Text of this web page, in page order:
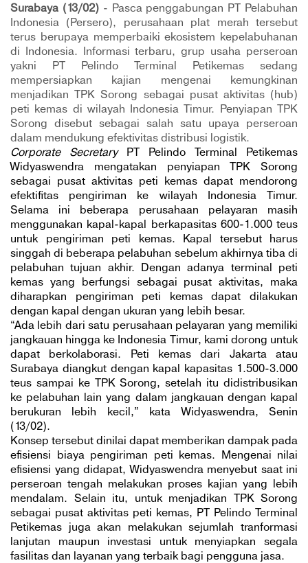
Surabaya (13/02)- Pasca penggabungan PT Pelabuhan
Indonesia (Persero), perusahaan plat merah tersebut
terus berupaya memperbaiki ekosistem kepelabuhanan
di Indonesia. Informasi terbaru, grup usaha perseroan
yakni PT Pelindo Terminal Petikemas sedang
mempersiapkan kajian mengenai kemungkinan
menjadikan TPK Sorong sebagai pusat aktivitas (hub)
peti kemas di wilayah Indonesia Timur. Penyiapan TPK
Sorong disebut sebagai salah satu upaya perseroan
dalam mendukung efektivitas distribusi logistik.
Corporate SecretaryPT Pelindo Terminal Petikemas
Widyaswendra mengatakan penyiapan TPK Sorong
sebagai pusat aktivitas peti kemas dapat mendorong
efektifitas pengiriman ke wilayah Indonesia Timur.
Selama ini beberapa perusahaan pelayaran masih
menggunakan kapal-kapal berkapasitas 600-1.000 teus
untuk pengiriman peti kemas. Kapal tersebut harus
singgah di beberapa pelabuhan sebelum akhirnya tiba di
pelabuhan tujuan akhir. Dengan adanya terminal peti
kemas yang berfungsi sebagai pusat aktivitas, maka
diharapkan pengiriman peti kemas dapat dilakukan
dengan kapal dengan ukuran yang lebih besar.
“Ada lebih dari satu perusahaan pelayaran yang memiliki
jangkauan hingga ke Indonesia Timur, kami dorong untuk
dapat berkolaborasi. Peti kemas dari Jakarta atau
Surabaya diangkut dengan kapal kapasitas 1.500-3.000
teus sampai ke TPK Sorong, setelah itu didistribusikan
ke pelabuhan lain yang dalam jangkauan dengan kapal
berukuran lebih kecil,” kata Widyaswendra, Senin
(13/02).
Konsep tersebut dinilai dapat memberikan dampak pada
efisiensi biaya pengiriman peti kemas. Mengenai nilai
efisiensi yang didapat, Widyaswendra menyebut saat ini
perseroan tengah melakukan proses kajian yang lebih
mendalam. Selain itu, untuk menjadikan TPK Sorong
sebagai pusat aktivitas peti kemas, PT Pelindo Terminal
Petikemas juga akan melakukan sejumlah tranformasi
lanjutan maupun investasi untuk menyiapkan segala
fasilitas dan layanan yang terbaik bagi pengguna jasa.